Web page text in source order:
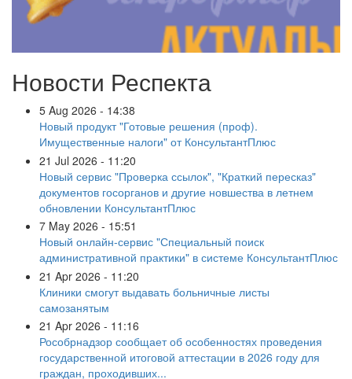
Новости Респекта
5 Aug 2026 - 14:38
Новый продукт "Готовые решения (проф).
Имущественные налоги" от КонсультантПлюс
21 Jul 2026 - 11:20
Новый сервис "Проверка ссылок", "Краткий пересказ"
документов госорганов и другие новшества в летнем
обновлении КонсультантПлюс
7 May 2026 - 15:51
Новый онлайн-сервис "Специальный поиск
административной практики" в системе КонсультантПлюс
21 Apr 2026 - 11:20
Клиники смогут выдавать больничные листы
самозанятым
21 Apr 2026 - 11:16
Рособрнадзор сообщает об особенностях проведения
государственной итоговой аттестации в 2026 году для
граждан, проходивших...